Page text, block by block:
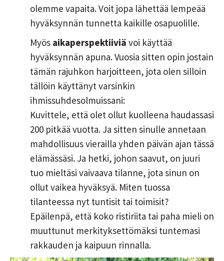
olemme vapaita. Voit jopa lähettää lempeää
hyväksynnän tunnetta kaikille osapuolille.
Myös aikaperspektiiviä voi käyttää
hyväksynnän apuna. Vuosia sitten opin jostain
tämän rajuhkon harjoitteen, jota olen silloin
tällöin käyttänyt varsinkin
ihmissuhdesolmuissani:
Kuvittele, että olet ollut kuolleena haudassasi
200 pitkää vuotta. Ja sitten sinulle annetaan
mahdollisuus vierailla yhden päivän ajan tässä
elämässäsi. Ja hetki, johon saavut, on juuri
tuo mieltäsi vaivaava tilanne, jota sinun on
ollut vaikea hyväksyä. Miten tuossa
tilanteessa nyt tuntisit tai toimisit?
Epäilenpä, että koko ristiriita tai paha mieli on
muuttunut merkityksettömäksi tuntemasi
rakkauden ja kaipuun rinnalla.